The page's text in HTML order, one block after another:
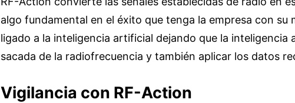
algo fundamental en el éxito que tenga la empresa con su
ligado a la inteligencia artificial dejando que la inteligencia
sacada de la radiofrecuencia y también aplicar los datos
Vigilancia con RF-Action